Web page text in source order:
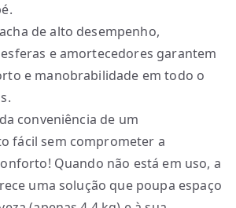
de alto desempenho,
e amortecedores garantem
e manobrabilidade em todo o
conveniência de um
fácil sem comprometer a
Quando não está em uso, a
uma solução que poupa espaço